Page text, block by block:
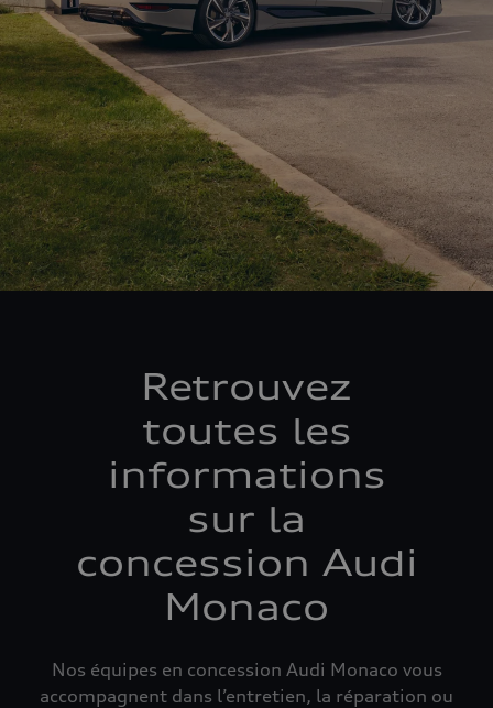
Retrouvez
toutes les
informations
sur la
concession Audi
Monaco
Nos équipes en concession Audi Monaco vous
accompagnent dans l’entretien, la réparation ou